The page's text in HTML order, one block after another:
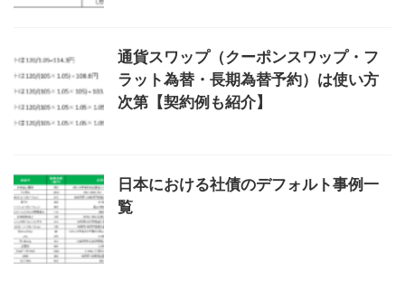
通貨スワップ（クーポンスワップ・フ
ラット為替・長期為替予約）は使い方
次第【契約例も紹介】
日本における社債のデフォルト事例一
覧